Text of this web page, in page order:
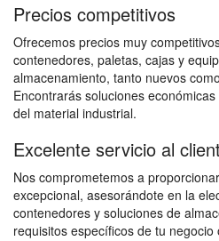
Precios competitivos
Ofrecemos precios muy
contenedores, paletas, cajas y
almacenamiento, tanto nuevos
Encontrarás soluciones
del material industrial.
Excelente servicio al
Nos comprometemos a
excepcional, asesorándote en la
contenedores y soluciones de
requisitos específicos de tu negocio